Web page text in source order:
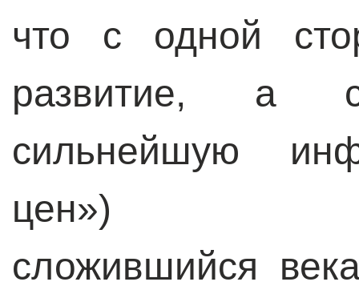
что с одной
развитие, а
сильнейшую
цен»)
сложившийся